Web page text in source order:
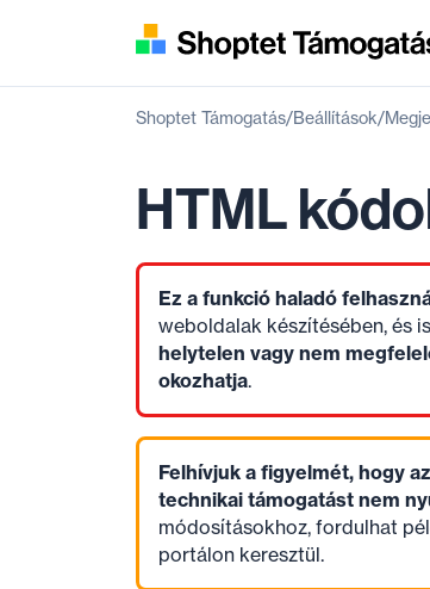
Shoptet Támogatás Beállítások
HTML
Ez a funkció haladó
weboldalak készítésében, és
helytelen vagy nem
okozhatja.
Felhívjuk a figyelmét, hogy
technikai támogatást nem
módosításokhoz, fordulhat
portálon keresztül.